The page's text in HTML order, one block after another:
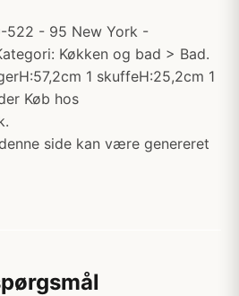
522 - 95 New York -
Køkken og bad > Bad.
1 skuffeH:25,2cm 1
Køb hos
side kan være genereret